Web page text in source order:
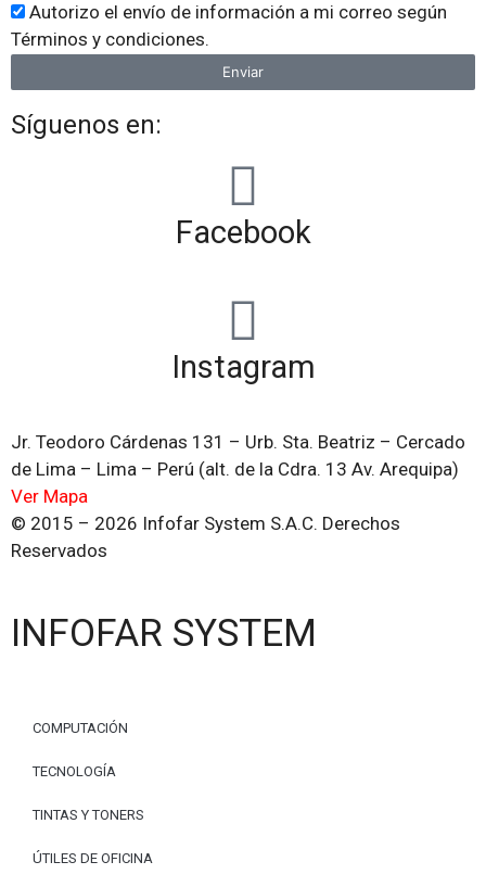
Autorizo el envío de información a mi correo según
Términos y condiciones.
Enviar
Síguenos en:
Facebook
Instagram
Jr. Teodoro Cárdenas 131 – Urb. Sta. Beatriz – Cercado
de Lima – Lima – Perú (alt. de la Cdra. 13 Av. Arequipa)
Ver Mapa
© 2015 – 2026 Infofar System S.A.C. Derechos
Reservados
INFOFAR SYSTEM
COMPUTACIÓN
TECNOLOGÍA
TINTAS Y TONERS
ÚTILES DE OFICINA